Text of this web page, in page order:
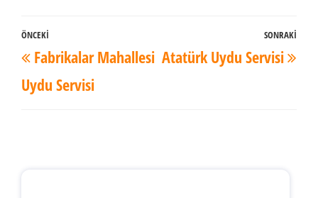
Yazı
dolaşımı
Önceki
Yazı
ÖNCEKI
Fabrikalar Mahallesi
Uydu Servisi
SONRAKI
Atatürk Uydu Servisi